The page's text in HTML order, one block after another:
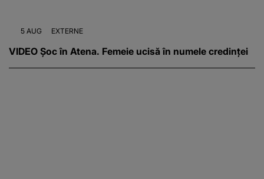
5 AUG EXTERNE
VIDEO Șoc în Atena. Femeie ucisă în numele credinței